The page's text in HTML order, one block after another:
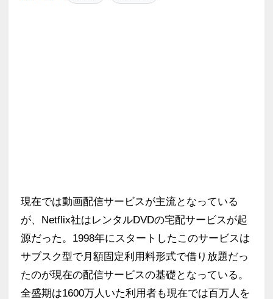
現在では動画配信サービスが主流となっている
が、Netflix社はレンタルDVDの宅配サービスが起
源だった。1998年にスタートしたこのサービスは
サブスク型で月額固定利用料形式で借り放題だっ
たのが現在の配信サービスの基礎となっている。
全盛期は1600万人いた利用者も現在では百万人を